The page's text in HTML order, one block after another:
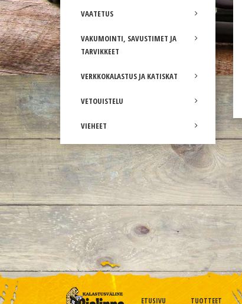
VAATETUS
VAKUMOINTI, SAVUSTIMET JA
TARVIKKEET
VERKKOKALASTUS JA KATISKAT
VETOUISTELU
VIEHEET
ETUSIVU TUOTTEET